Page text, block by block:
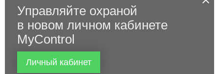
Управляйте охраной
в новом личном кабинете
MyControl
Личный кабинет